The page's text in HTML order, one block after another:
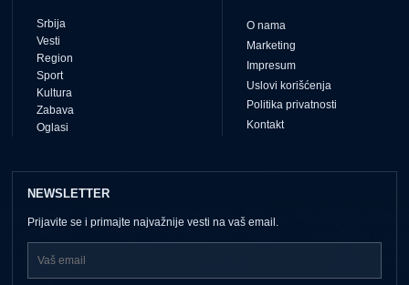
Srbija
Vesti
Region
Sport
Kultura
Zabava
Oglasi
O nama
Marketing
Impresum
Uslovi korišćenja
Politika privatnosti
Kontakt
NEWSLETTER
Prijavite se i primajte najvažnije vesti na vaš email.